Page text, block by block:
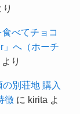
り
べてチョコ
」へ（ホーチ
より
別荘地 購入
徴に kirita よ